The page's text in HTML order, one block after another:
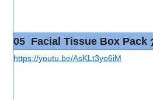
05 Facial Tissue Box Pack
https://youtu.be/AsKLt3yo6iM